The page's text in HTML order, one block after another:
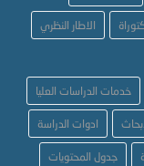
الاطار النظري
خدمات الدراسات العليا
ادوات الدراسة
جدول المحتويات